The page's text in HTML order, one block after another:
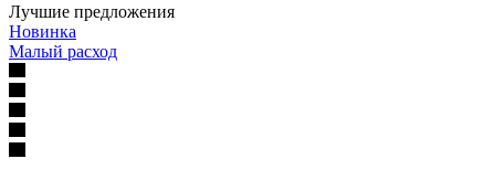
Лучшие предложения
Новинка
Малый расход